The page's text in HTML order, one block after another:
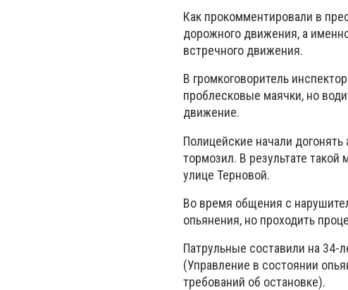
Как прокомментировали в
дорожного движения, а
встречного движения.
В громкоговоритель
проблесковые маячки, но
движение.
Полицейские начали
тормозил. В результате
улице Терновой.
Во время общения с
опьянения, но проходить
Патрульные составили на 34-
(Управление в состоянии
требований об остановке).